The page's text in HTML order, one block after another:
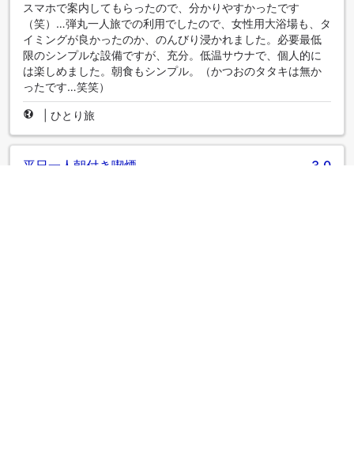
スマホで案内してもらったので、分かりやすかったです
（笑）…弾丸一人旅での利用でしたので、女性用大浴場も、タ
イミングが良かったのか、のんびり浸かれました。必要最低
限のシンプルな設備ですが、充分。低温サウナで、個人的に
は楽しめました。朝食もシンプル。（かつおのタタキは無か
ったです…笑笑）
ひとり旅
平日一人朝付き喫煙 3.0